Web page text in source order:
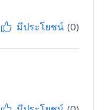
มีประโยชน์ (0)